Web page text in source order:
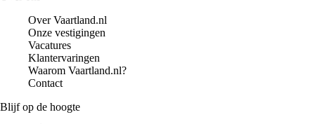
Over Vaartland.nl
Onze vestigingen
Vacatures
Klantervaringen
Waarom Vaartland.nl?
Contact
Blijf op de hoogte